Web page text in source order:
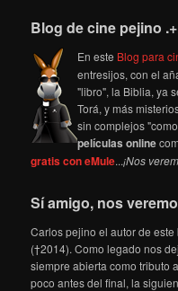
Blog de cine pejino
En este Blog para
entresijos, con el
"libro", la Biblia, ya
Torá, y más
sin complejos
películas online
gratis con eMule...¡Nos
Sí amigo, nos
Carlos pejino el autor de
(†2014). Como legado nos
siempre abierta como tributo
poco antes del final, la